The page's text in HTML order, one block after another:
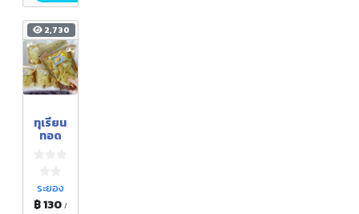
2,730
ทุเรียน
ทอด
ระยอง
฿ 130 /